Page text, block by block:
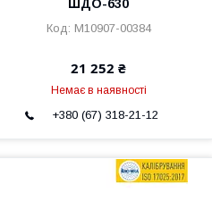
ШДО-630
M10907-00384
21 252 ₴
Немає в наявності
+380 (67) 318-21-12